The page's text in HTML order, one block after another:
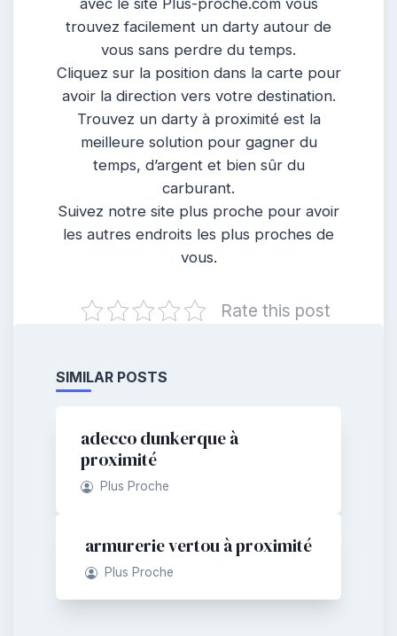
avec le site Plus-proche.com vous
trouvez facilement un darty autour de
vous sans perdre du temps.
Cliquez sur la position dans la carte pour
avoir la direction vers votre destination.
Trouvez un darty à proximité est la
meilleure solution pour gagner du
temps, d’argent et bien sûr du
carburant.
Suivez notre site plus proche pour avoir
les autres endroits les plus proches de
vous.
Rate this post
SIMILAR POSTS
adecco dunkerque à
proximité
Plus Proche
armurerie vertou à proximité
Plus Proche